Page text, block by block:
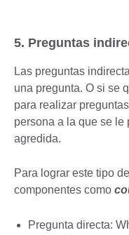
5. Preguntas
Las preguntas
una pregunta. O si se
para realizar
persona a la que se le
agredida.
Para lograr este tipo
componentes como
Pregunta directa: